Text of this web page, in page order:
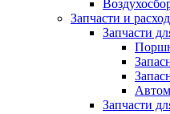
Запчасти и
Запчасти
Запчасти